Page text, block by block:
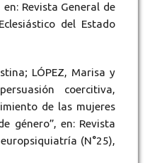
Revista General de
del Estado
LÓPEZ, Marisa y
coercitiva,
de las mujeres
género”, en: Revista
(N°25),